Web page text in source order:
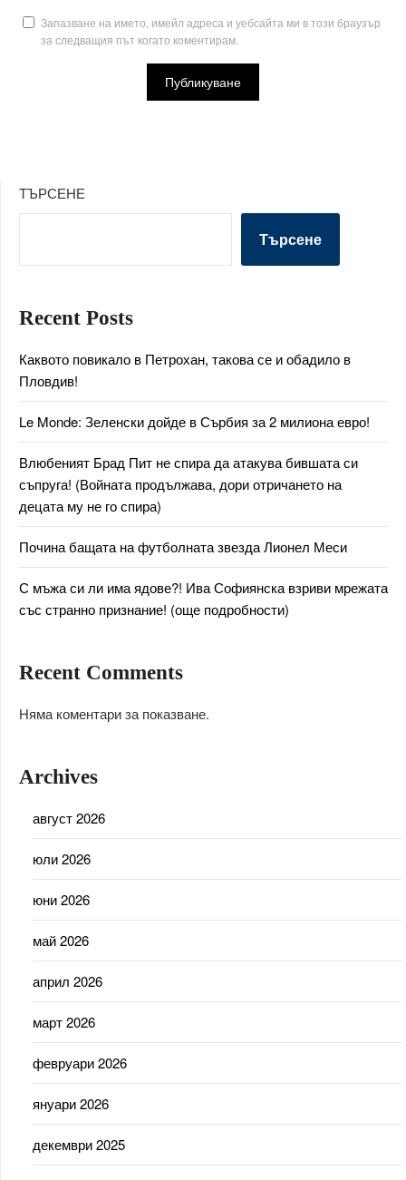
Запазване на името, имейл адреса и уебсайта ми в този браузър
за следващия път когато коментирам.
ТЪРСЕНЕ
Търсене
Recent Posts
Каквото повикало в Петрохан, такова се и обадило в
Пловдив!
Le Monde: Зеленски дойде в Сърбия за 2 милиона евро!
Влюбеният Брад Пит не спира да атакува бившата си
съпруга! (Войната продължава, дори отричането на
децата му не го спира)
Почина бащата на футболната звезда Лионел Меси
С мъжа си ли има ядове?! Ива Софиянска взриви мрежата
със странно признание! (още подробности)
Recent Comments
Няма коментари за показване.
Archives
август 2026
юли 2026
юни 2026
май 2026
април 2026
март 2026
февруари 2026
януари 2026
декември 2025